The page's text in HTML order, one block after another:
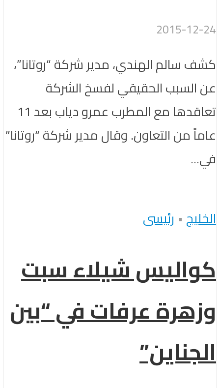
2015-12-24
كشف سالم الهندي، مدير شركة “روتانا”،
عن السبب الحقيقي لفسخ الشركة
تعاقدها مع المطرب عمرو دياب بعد 11
عاماً من التعاون. وقال مدير شركة “روتانا”
في...
الخليج • رئيسى
كواليس شيلاء سبت
وزهرة عرفات في “بين
الجناين”